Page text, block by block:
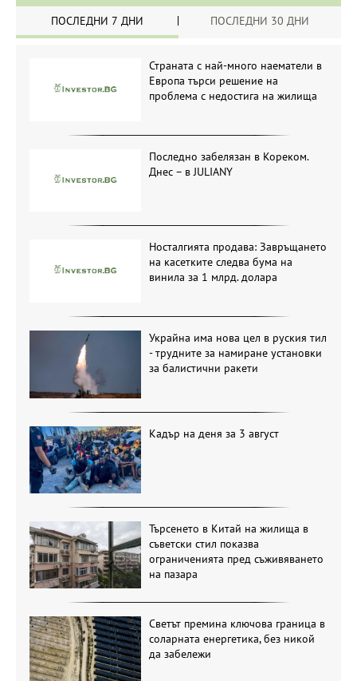
ПОСЛЕДНИ 7 ДНИ ПОСЛЕДНИ 30 ДНИ
Страната с най-много наематели в
Европа търси решение на
проблема с недостига на жилища
Последно забелязан в Кореком.
Днес – в JULIANY
Носталгията продава: Завръщането
на касетките следва бума на
винила за 1 млрд. долара
Украйна има нова цел в руския тил
- трудните за намиране установки
Търсенето в Китай на жилища в
съветски стил показва
ограниченията пред съживяването
Светът премина ключова граница в
соларната енергетика, без никой